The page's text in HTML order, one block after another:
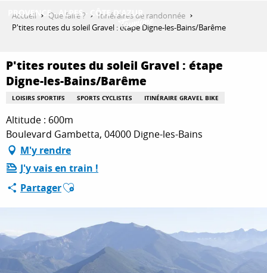
QUE FAIRE ?
SÉJOURNER
ESPACE PRO
Accueil Que faire ?
Itinéraires de randonnée
P'tites routes du soleil Gravel : étape Digne-les-Bains/Barême
P'tites routes du soleil Gravel : étape
Digne-les-Bains/Barême
LOISIRS SPORTIFS SPORTS CYCLISTES ITINÉRAIRE GRAVEL BIKE
Altitude : 600m
Boulevard Gambetta, 04000 Digne-les-Bains
M'y rendre
J'y vais en train !
PartagerAjouter aux favoris